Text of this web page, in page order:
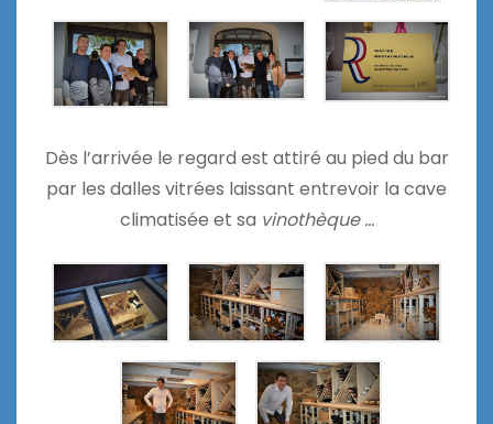
Dès l’arrivée le regard est attiré au pied du bar
par les dalles vitrées laissant entrevoir la cave
climatisée et sa vinothèque …